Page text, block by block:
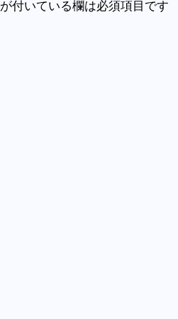
が付いている欄は必須項目です